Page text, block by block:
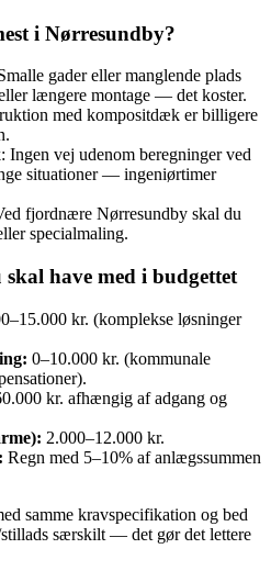
i Nørresundby?
gader eller manglende plads
længere montage — det koster.
med kompositdæk er billigere
Ingen vej udenom beregninger ved
situationer — ingeniørtimer
fjordnære Nørresundby skal du
specialmaling.
have med i budgettet
kr. (komplekse løsninger
0–10.000 kr. (kommunale
kr. afhængig af adgang og
2.000–12.000 kr.
Regn med 5–10% af anlægssummen
samme kravspecifikation og bed
særskilt — det gør det lettere